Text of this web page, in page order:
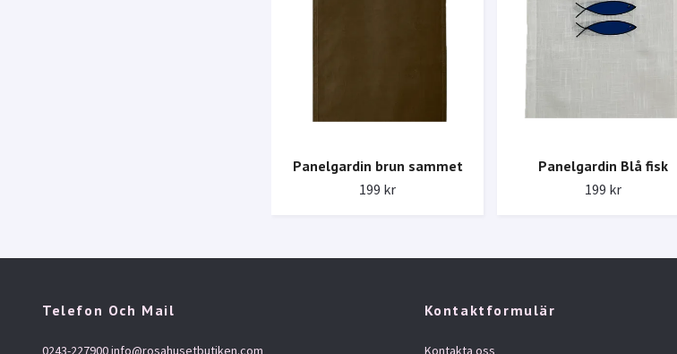
Panelgardin brun sammet
199 kr
Panelgardin Blå fisk
199 kr
Telefon Och Mail
0243-227900info@rosahusetbutiken.com
Kontaktformulär
Kontakta oss